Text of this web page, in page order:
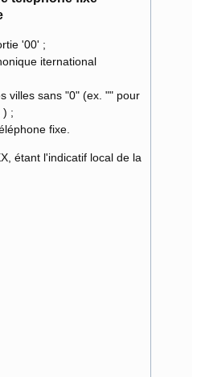
'00' ;
iternational
villes sans "0" (ex. "" pour
la ville de Atbara +249 21 ) ;
fixe.
la